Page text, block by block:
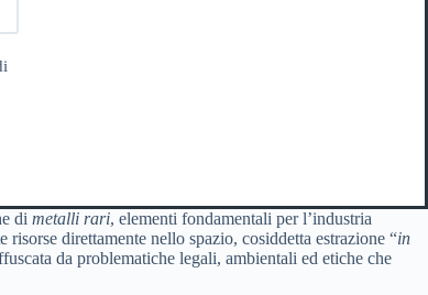
di metalli rari, elementi fondamentali per l’industria
direttamente nello spazio, cosiddetta estrazione “in
da problematiche legali, ambientali ed etiche che